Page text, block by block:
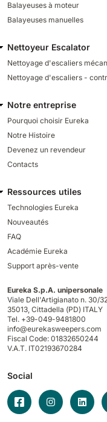
Balayeuses à moteur
Balayeuses manuelles
Nettoyeur Escalator
Nettoyage d'escaliers
Nettoyage d'escaliers -
Notre entreprise
Pourquoi choisir Eureka
Notre Histoire
Devenez un revendeur
Contacts
Ressources utiles
Technologies Eureka
Nouveautés
FAQ
Académie Eureka
Support après-vente
Eureka S.p.A. unipersonale
Viale Dell'Artigianato n. 30/
35013, Cittadella (PD) ITALY
Tel. +39-049-9481800
info@eurekasweepers.com
Fiscal Code: 01832650244
V.A.T. IT02193670284
Social